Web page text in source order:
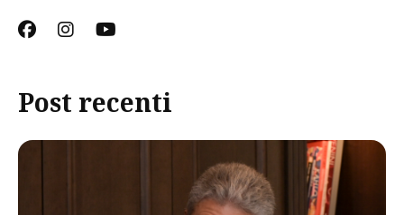
Post recenti